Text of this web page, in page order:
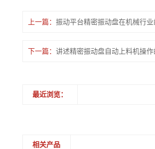
上一篇： 振动平台精密振动盘在机械行业
下一篇： 讲述精密振动盘自动上料机操作
最近浏览：
相关产品